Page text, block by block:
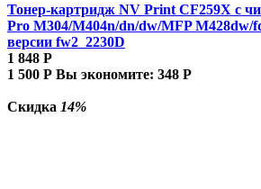
Тонер-картридж NV Print CF259X с
Pro M304/M404n/dn/dw/MFP M428dw/
версии fw2_2230D
1 848 Р
1 500 Р Вы экономите: 348 Р
Скидка 14%